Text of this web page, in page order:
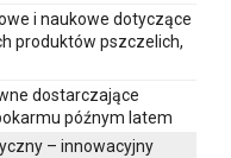
i naukowe dotyczące
produktów pszczelich,
dostarczające
późnym latem
– innowacyjny